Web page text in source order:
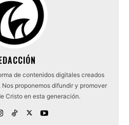
de contenidos digitales creados
proponemos difundir y promover
Cristo en esta generación.